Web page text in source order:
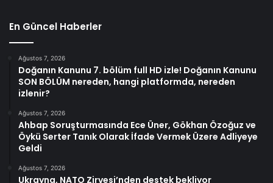
En Güncel Haberler
Ağustos 7, 2026
Doğanın Kanunu 7. bölüm full HD izle! Doğanın Kanunu
SON BÖLÜM nereden, hangi platformda, nereden
izlenir?
Ağustos 7, 2026
Ahbap Soruşturmasında Ece Üner, Gökhan Özoğuz ve
Öykü Serter Tanık Olarak İfade Vermek Üzere Adliyeye
Geldi
Ağustos 7, 2026
Ukrayna, NATO Zirvesi’nden destek bekliyor